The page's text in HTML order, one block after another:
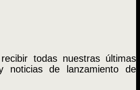
todas nuestras últimas
noticias de lanzamiento de